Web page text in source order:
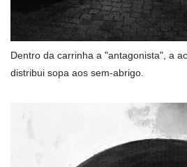
Dentro da carrinha a "antagonista", a
distribui sopa aos sem-abrigo.